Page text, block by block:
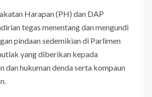
Harapan (PH) dan DAP
tegas menentang dan mengundi
pindaan sedemikian di Parlimen
yang diberikan kepada
dan hukuman denda serta kompaun